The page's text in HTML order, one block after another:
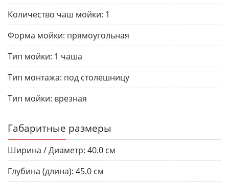
Количество чаш мойки: 1
Форма мойки: прямоугольная
Тип мойки: 1 чаша
Тип монтажа: под столешницу
Тип мойки: врезная
Габаритные размеры
Ширина / Диаметр: 40.0 см
Глубина (длина): 45.0 см